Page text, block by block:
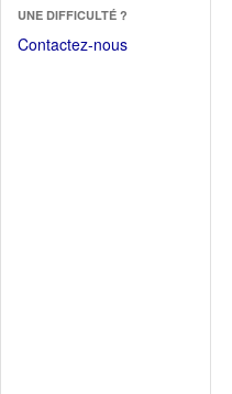
fenêtre)
une
nouvelle
UNE DIFFICULTÉ ?
Contactez-nous